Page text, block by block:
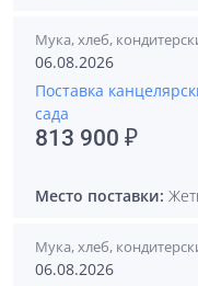
Мука, хлеб,
06.08.2026
Поставка
сада
813 900 ₽
Место поставки:
Мука, хлеб,
06.08.2026